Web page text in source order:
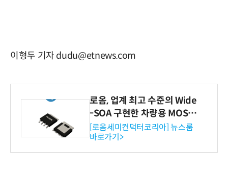
이형두 기자 dudu@etnews.com
로옴, 업계 최고 수준의 Wide
-SOA 구현한 차량용 MOSF
ET 개발
[로옴세미컨덕터코리아] 뉴스룸
바로가기>